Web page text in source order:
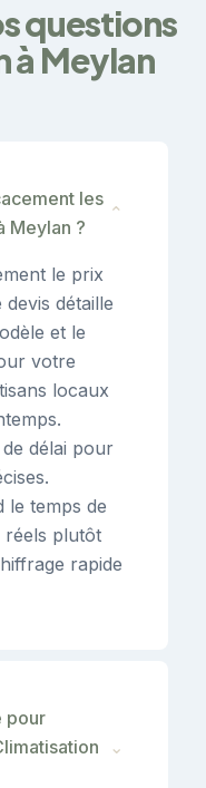
questions
à Meylan
les
Meylan ?
⌄
le prix
détaille
et le
votre
locaux
délai pour
le temps de
réels plutôt
rapide
pour
⌄